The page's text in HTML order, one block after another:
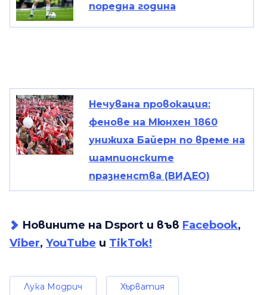
поредна година
Нечувана провокация:
фенове на Мюнхен 1860
унижиха Байерн по време на
шампионските
празненства (ВИДЕО)
Новините на Dsport и във Facebook,
Viber, YouTube и TikTok!
Лука Модрич Хърватия